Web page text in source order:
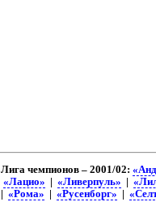
Лига чемпионов – 2001/02:
«Лацио» | «Ливерпуль» |
| «Рома» | «Русенборг» |